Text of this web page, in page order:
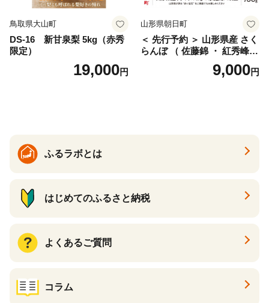
鳥取県大山町
DS-16 新甘泉梨 5kg（赤秀
限定）
19,000円
山形県朝日町
＜ 先行予約 ＞ 山形県産 さく
らんぼ （ 佐藤錦 ・ 紅秀峰
） ご家庭用 M以上 700g 【20
26年6月下旬から7月上旬発
9,000円
ふるラボとは
はじめてのふるさと納税
よくあるご質問
コラム